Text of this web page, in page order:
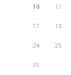
10 11
17 18
24 25
31